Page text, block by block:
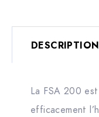
DESCRIPTION
La FSA 200
efficacement